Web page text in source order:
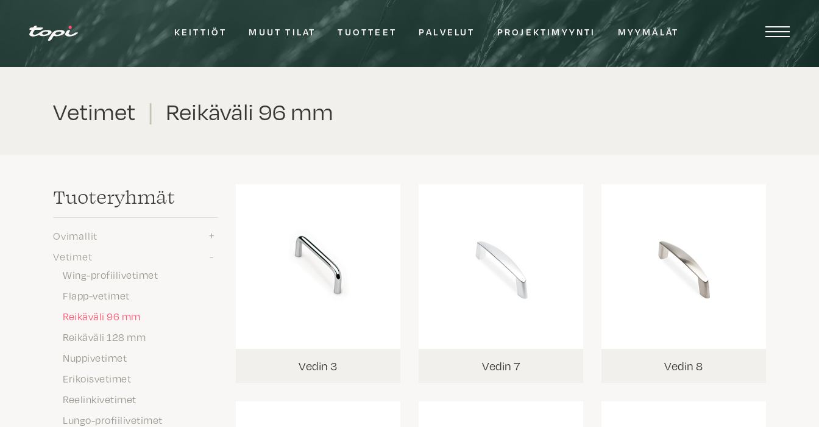
KEITTIÖT MUUT TILAT TUOTTEET PALVELUT PROJEKTIMYYNTI MYYMÄLÄT
Vetimet | Reikäväli 96 mm
Tuote­ryhmät
Ovimallit
Vetimet
Wing-profiilivetimet
Flapp-vetimet
Reikäväli 96 mm
Reikäväli 128 mm
Nuppivetimet
Erikoisvetimet
Reelinkivetimet
Lungo-profiilivetimet
Vedin 3 Vedin 7 Vedin 8